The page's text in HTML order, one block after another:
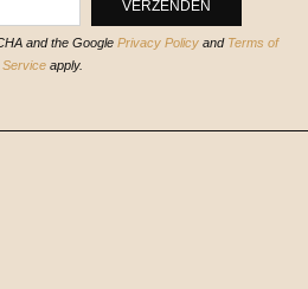
and the Google Privacy Policyand Terms of
Service apply.